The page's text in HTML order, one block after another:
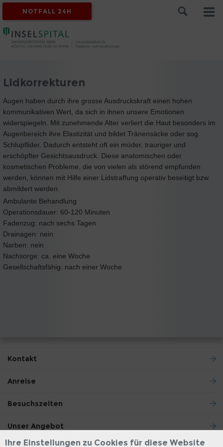
NOTFALL 24H
Lidkorrekturen
Augen haben durch ihre grosse Ausdruckskraft einen hohen
kommunikativen Wert, da sich in ihnen unsere Emotionen
widerspiegeln. Mit zunehmende Alter verliert die Haut besonders im
Augenbereich ihre Elastizität und bildet Tränensäcke oder sog.
Schlupflider. Dadurch entsteht oft ein müder, trauriger und
erschöpfter Gesichtsausdruck. Diese anatomischen oder
kosmetischen Probleme, die von vielen als störend empfunden
werden, können mit Hilfe einer Lidstraffung operativ beseitigt bzw.
abmildert werden.
Ambulante Behandlung
Operationsdauer: 60-120 Minuten
Fadenzug: nach sechs Tagen
Drainagen: nein
Narben: nein
Nachsorge: ca. eine Woche
Gesellschaftsfähig: nach einer Woche
Kontakt
Anreise
Besuchszeiten
Unser Angebot
Ihre Einstellungen zu Cookies für diese Website